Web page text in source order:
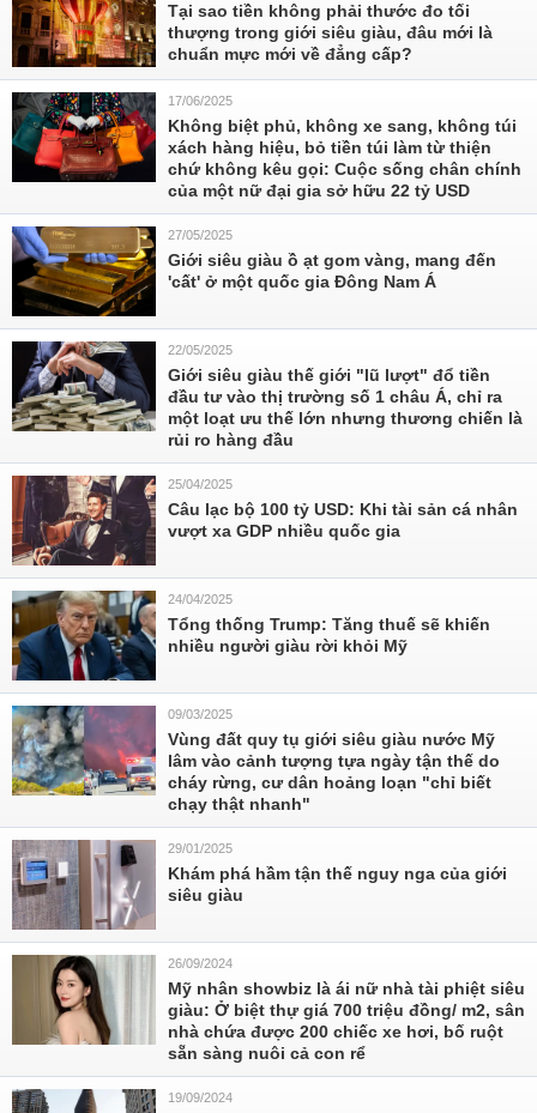
Tại sao tiền không phải thước đo tối
thượng trong giới siêu giàu, đâu mới là
chuẩn mực mới về đẳng cấp?
17/06/2025
Không biệt phủ, không xe sang, không túi
xách hàng hiệu, bỏ tiền túi làm từ thiện
chứ không kêu gọi: Cuộc sống chân chính
của một nữ đại gia sở hữu 22 tỷ USD
27/05/2025
Giới siêu giàu ồ ạt gom vàng, mang đến
'cất' ở một quốc gia Đông Nam Á
22/05/2025
Giới siêu giàu thế giới "lũ lượt" đổ tiền
đầu tư vào thị trường số 1 châu Á, chỉ ra
một loạt ưu thế lớn nhưng thương chiến là
rủi ro hàng đầu
25/04/2025
Câu lạc bộ 100 tỷ USD: Khi tài sản cá nhân
vượt xa GDP nhiều quốc gia
24/04/2025
Tổng thống Trump: Tăng thuế sẽ khiến
nhiều người giàu rời khỏi Mỹ
09/03/2025
Vùng đất quy tụ giới siêu giàu nước Mỹ
lâm vào cảnh tượng tựa ngày tận thế do
cháy rừng, cư dân hoảng loạn "chỉ biết
chạy thật nhanh"
29/01/2025
Khám phá hầm tận thế nguy nga của giới
siêu giàu
26/09/2024
Mỹ nhân showbiz là ái nữ nhà tài phiệt siêu
giàu: Ở biệt thự giá 700 triệu đồng/ m2, sân
nhà chứa được 200 chiếc xe hơi, bố ruột
sẵn sàng nuôi cả con rể
19/09/2024